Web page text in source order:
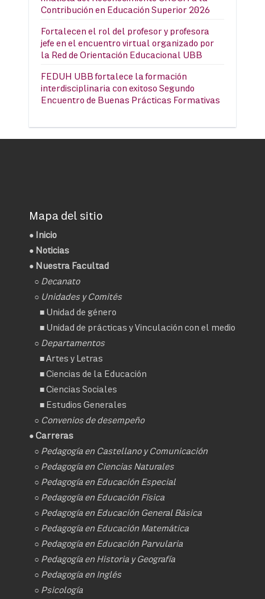
Contribución en Educación Superior 2026
Fortalecen el rol del profesor y profesora
jefe en el encuentro virtual organizado por
la Red de Orientación Educacional UBB
FEDUH UBB fortalece la formación
interdisciplinaria con exitoso Segundo
Encuentro de Buenas Prácticas Formativas
Mapa del sitio
● Inicio
● Noticias
● Nuestra Facultad
○ Decanato
○ Unidades y Comités
■ Unidad de género
■ Unidad de prácticas y Vinculación con el medio
○ Departamentos
■Artes y Letras
■Ciencias de la Educación
■Ciencias Sociales
■ Estudios Generales
○ Convenios de desempeño
● Carreras
○ Pedagogía en Castellano y Comunicación
○ Pedagogía en Ciencias Naturales
○ Pedagogía en Educación Especial
○ Pedagogía en Educación Física
○ Pedagogía en Educación General Básica
○ Pedagogía en Educación Matemática
○ Pedagogía en Educación Parvularia
○ Pedagogía en Historia y Geografía
○ Pedagogía en Inglés
○ Psicología